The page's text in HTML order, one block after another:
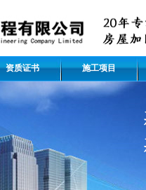
资质证书 施工项目